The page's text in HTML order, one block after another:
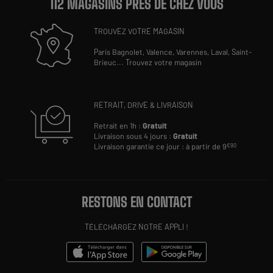
112 MAGASINS PRÈS DE CHEZ VOUS
TROUVEZ VOTRE MAGASIN
Paris Bagnolet,Valence,Varennes, Laval,Saint-
Brieuc...Trouvez votre magasin
RETRAIT, DRIVE & LIVRAISON
Retrait en 1h :Gratuit
Livraison sous 4 jours :Gratuit
Livraison garantie ce jour : à partir de 9€90
RESTONS EN CONTACT
TÉLÉCHARGEZ NOTRE APPLI !